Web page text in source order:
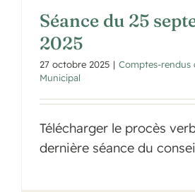
Séance du 25
2025
27 octobre 2025 | Comptes-rendus
Municipal
Télécharger le procès
dernière séance du